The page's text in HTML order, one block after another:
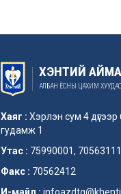
ХЭНТИЙ
АЛБАН ЁСНЫ ЦАХИМ ХУУДАС
Хаяг : Хэрлэн сум 4
гудамж 1
Утас : 75990001, 70563111
Факс : 70562412